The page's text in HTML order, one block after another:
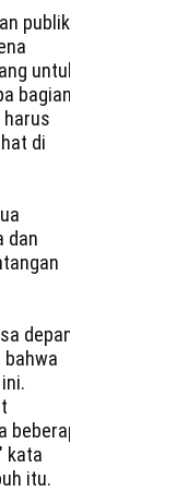
publik.
untuk
bagian
harus
di
dan
depan,
kata
itu.